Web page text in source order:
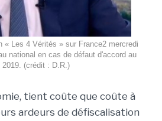
« Les 4 Vérités » sur France2 mercredi
national en cas de défaut d'accord au
2019. (crédit : D.R.)
tient coûte que coûte à
ardeurs de défiscalisation